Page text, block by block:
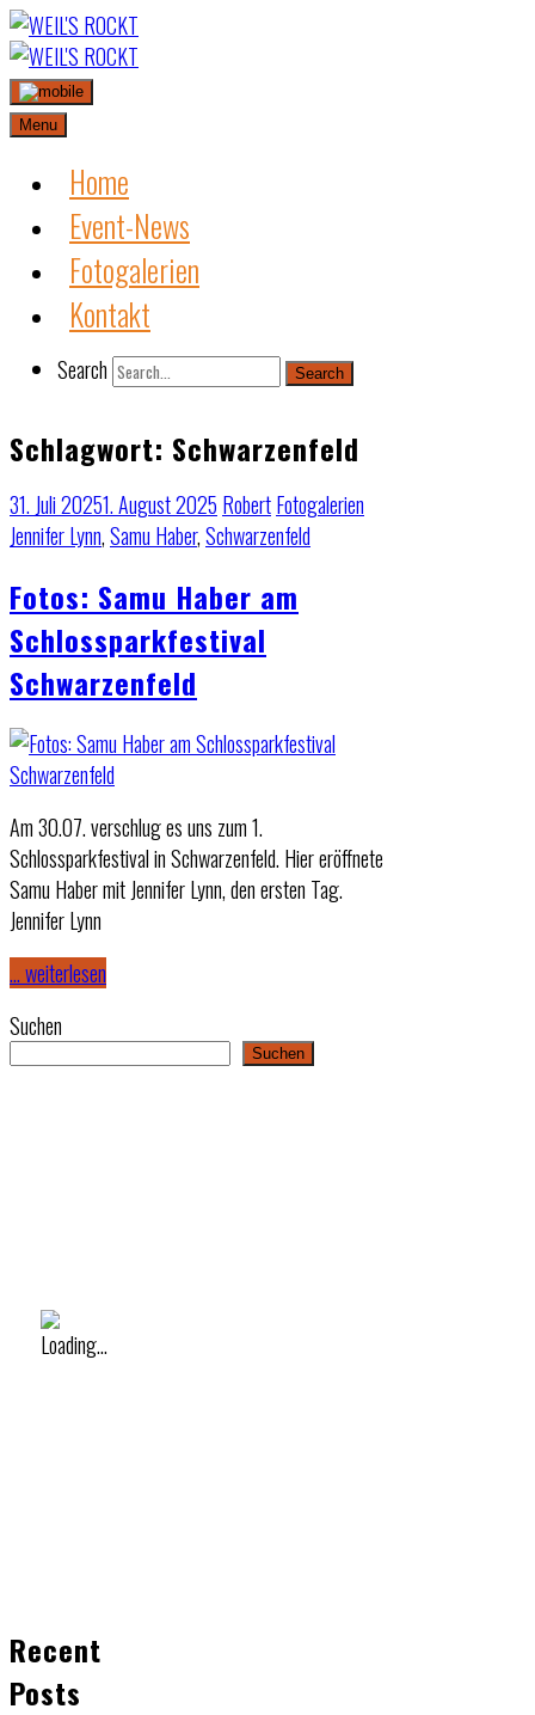
Skip
to
content
Menu
Home
Event-News
Fotogalerien
Kontakt
Search Search
Schlagwort: Schwarzenfeld
31. Juli 20251. August 2025 RobertFotogalerien
Jennifer Lynn,Samu Haber,Schwarzenfeld
Fotos: Samu Haber am
Schlossparkfestival
Schwarzenfeld
Am 30.07. verschlug es uns zum 1.
Schlossparkfestival in Schwarzenfeld. Hier eröffnete
Samu Haber mit Jennifer Lynn, den ersten Tag.
Jennifer Lynn
… weiterlesen
Suchen
Suchen
Recent
Posts